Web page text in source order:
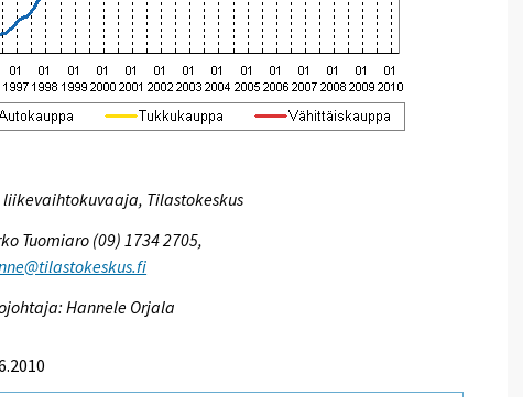
Tilastokeskus
Tuomiaro (09) 1734 2705,
Hannele Orjala